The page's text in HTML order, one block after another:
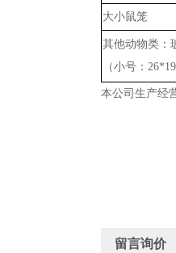
大小鼠笼
其他动物类：
（小号：
本公司生产经
留言询价